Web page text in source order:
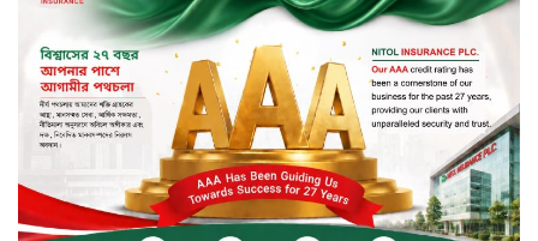
বিদায়ী সপ্তাহে দর বৃদ্ধির শীর্ষে ফারইস্ট
ফাইন্যান্স
বিদায়ী সপ্তাহে লেনদেনের শীর্ষে শার্প
ইন্ডাস্ট্রিজ